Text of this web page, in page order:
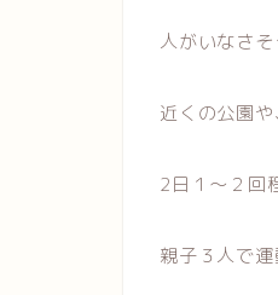
人がいなさ
近くの公園や
2日１〜２回
親子３人で